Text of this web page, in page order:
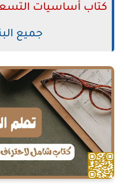
كتاب أساسيات
جميع